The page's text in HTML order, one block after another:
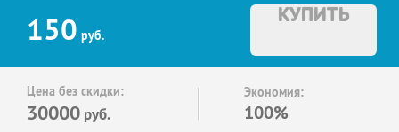
150 руб.
КУПИТЬ
Цена без скидки:
30000 руб.
Экономия:
100%